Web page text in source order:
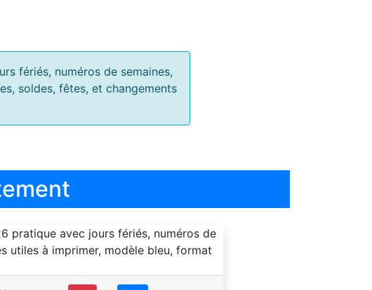
fériés, numéros de semaines,
soldes, fêtes, et changements